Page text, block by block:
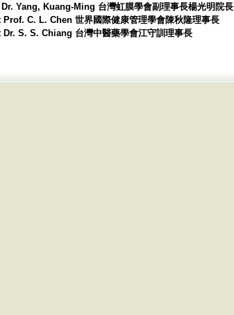
Yang, Kuang-Ming 台灣虹膜學會副理事長楊光明院長
C. L. Chen 世界國際健康管理學會陳秋隆理事長
S. S. Chiang 台灣中醫藥學會江守訓理事長